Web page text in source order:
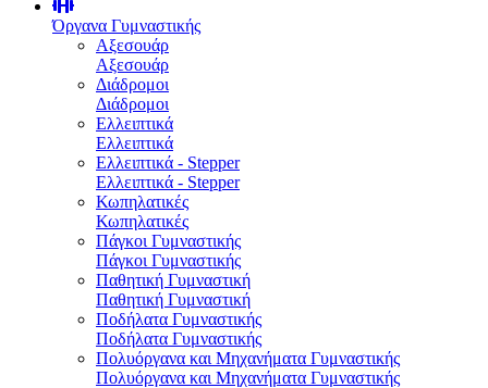
Όργανα Γυμναστικής
Αξεσουάρ
Αξεσουάρ
Διάδρομοι
Διάδρομοι
Ελλειπτικά
Ελλειπτικά
Ελλειπτικά - Stepper
Ελλειπτικά - Stepper
Κωπηλατικές
Κωπηλατικές
Πάγκοι Γυμναστικής
Πάγκοι Γυμναστικής
Παθητική Γυμναστική
Παθητική Γυμναστική
Ποδήλατα Γυμναστικής
Ποδήλατα Γυμναστικής
Πολυόργανα και Μηχανήματα Γυμναστικής
Πολυόργανα και Μηχανήματα Γυμναστικής